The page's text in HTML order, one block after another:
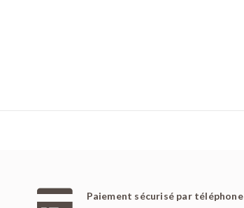
Paiement sécurisé par téléphone